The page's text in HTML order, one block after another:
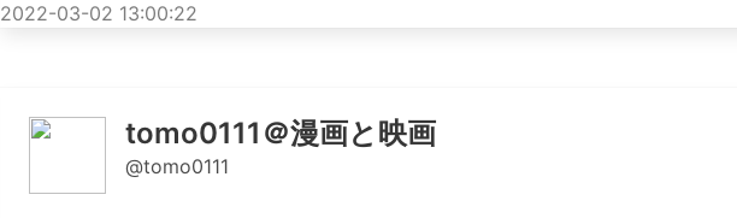
2022-03-02 13:00:22
tomo0111＠漫画と映画
@tomo0111